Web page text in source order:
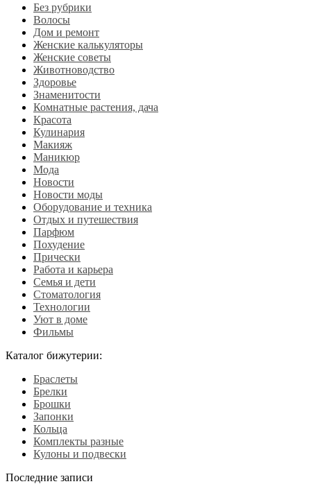
Без рубрики
Волосы
Дом и ремонт
Женские калькуляторы
Женские советы
Животноводство
Здоровье
Знаменитости
Комнатные растения, дача
Красота
Кулинария
Макияж
Маникюр
Мода
Новости
Новости моды
Оборудование и техника
Отдых и путешествия
Парфюм
Похудение
Прически
Работа и карьера
Семья и дети
Стоматология
Технологии
Уют в доме
Фильмы
Каталог бижутерии:
Браслеты
Брелки
Брошки
Запонки
Кольца
Комплекты разные
Кулоны и подвески
Последние записи